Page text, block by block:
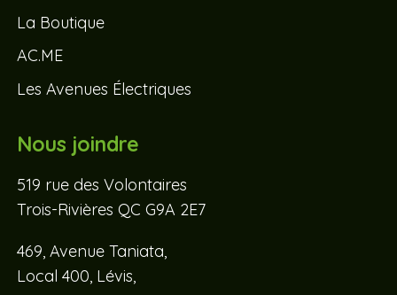
La Boutique
AC.ME
Les Avenues Électriques
Nous joindre
519 rue des Volontaires
Trois-Rivières QC G9A 2E7
469, Avenue Taniata,
Local 400, Lévis,